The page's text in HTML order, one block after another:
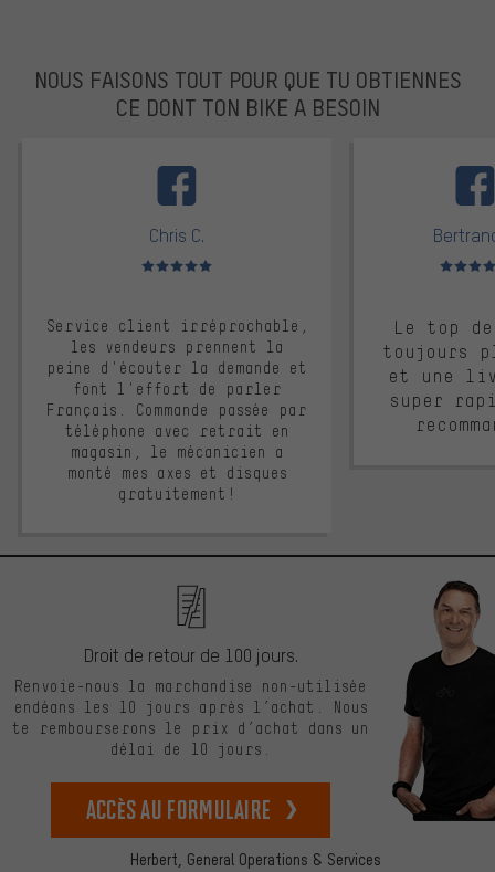
NOUS FAISONS TOUT POUR QUE TU OBTIENNES
CE DONT TON BIKE A BESOIN
Chris C.
Note moyenne : 5 sur 5
Service client irréprochable,
les vendeurs prennent la
peine d'écouter la demande et
font l'effort de parler
Français. Commande passée par
téléphone avec retrait en
magasin, le mécanicien a
monté mes axes et disques
gratuitement!
Note
Le top
toujours
et une
super
Herbert, General Operations & Services
Droit de retour de 100 jours.
Renvoie-nous la marchandise non-utilisée
endéans les 10 jours après l’achat. Nous
te rembourserons le prix d’achat dans un
délai de 10 jours.
Accès au formulaire